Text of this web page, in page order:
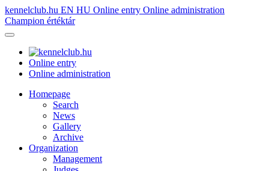
kennelclub.hu EN HU Online entry Online administration
Champion értéktár
Online entry
Online administration
Homepage
Search
News
Gallery
Archive
Organization
Management